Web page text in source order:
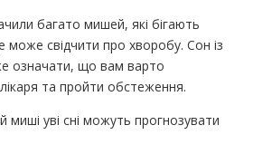
багато мишей, які бігають
може свідчити про хворобу. Сон із
означати, що вам варто
та пройти обстеження.
уві сні можуть прогнозувати